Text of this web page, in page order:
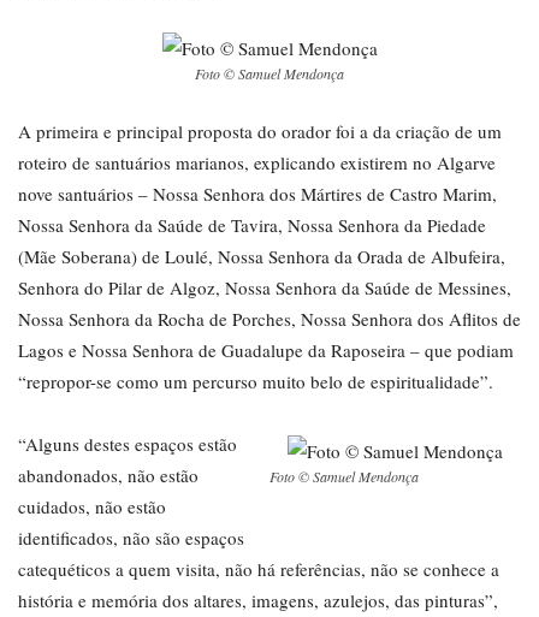
Foto © Samuel Mendonça
A primeira e principal proposta do orador foi a da criação de um
roteiro de santuários marianos, explicando existirem no Algarve
nove santuários – Nossa Senhora dos Mártires de Castro Marim,
Nossa Senhora da Saúde de Tavira, Nossa Senhora da Piedade
(Mãe Soberana) de Loulé, Nossa Senhora da Orada de Albufeira,
Senhora do Pilar de Algoz, Nossa Senhora da Saúde de Messines,
Nossa Senhora da Rocha de Porches, Nossa Senhora dos Aflitos de
Lagos e Nossa Senhora de Guadalupe da Raposeira – que podiam
“repropor-se como um percurso muito belo de espiritualidade”.
Foto © Samuel Mendonça
“Alguns destes espaços estão
abandonados, não estão
cuidados, não estão
identificados, não são espaços
catequéticos a quem visita, não há referências, não se conhece a
história e memória dos altares, imagens, azulejos, das pinturas”,